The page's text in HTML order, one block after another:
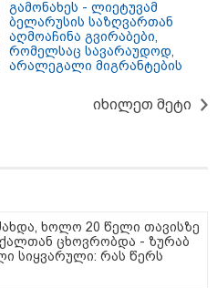
/ 05-08-2026
მიერ ცოტნესთვის
სახლში
ცხოვრობს
რომელიც ზვიადის
ერთი სიტყვითაც კი
არის მოხსენიებული" - ანა
- ქართველი
მათ შორის, ორსული
გადაარჩინა
გამონახეს - ლიეტუვამ
ბელარუსის საზღვართან
აღმოაჩინა გვირაბები,
რომელსაც სავარაუდოდ,
არალეგალი მიგრანტების
იხილეთ მეტი
ხოლო 20 წელი თავისზე
ცხოვრობდა - ზურაბ
სიყვარული: რას წერს